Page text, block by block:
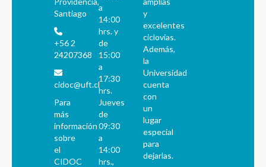
Santiago
+56 2
24207368
cidoc@uft.cl
Para
más
información
sobre
el
CIDOC
a
14:00
hrs. y
de
15:00
a
17:30
hrs.
Jueves
de
09:30
a
14:00
hrs.,
y
excelentes
ciclovías.
Además,
la
Universidad
cuenta
con
un
lugar
especial
para
dejarlas.